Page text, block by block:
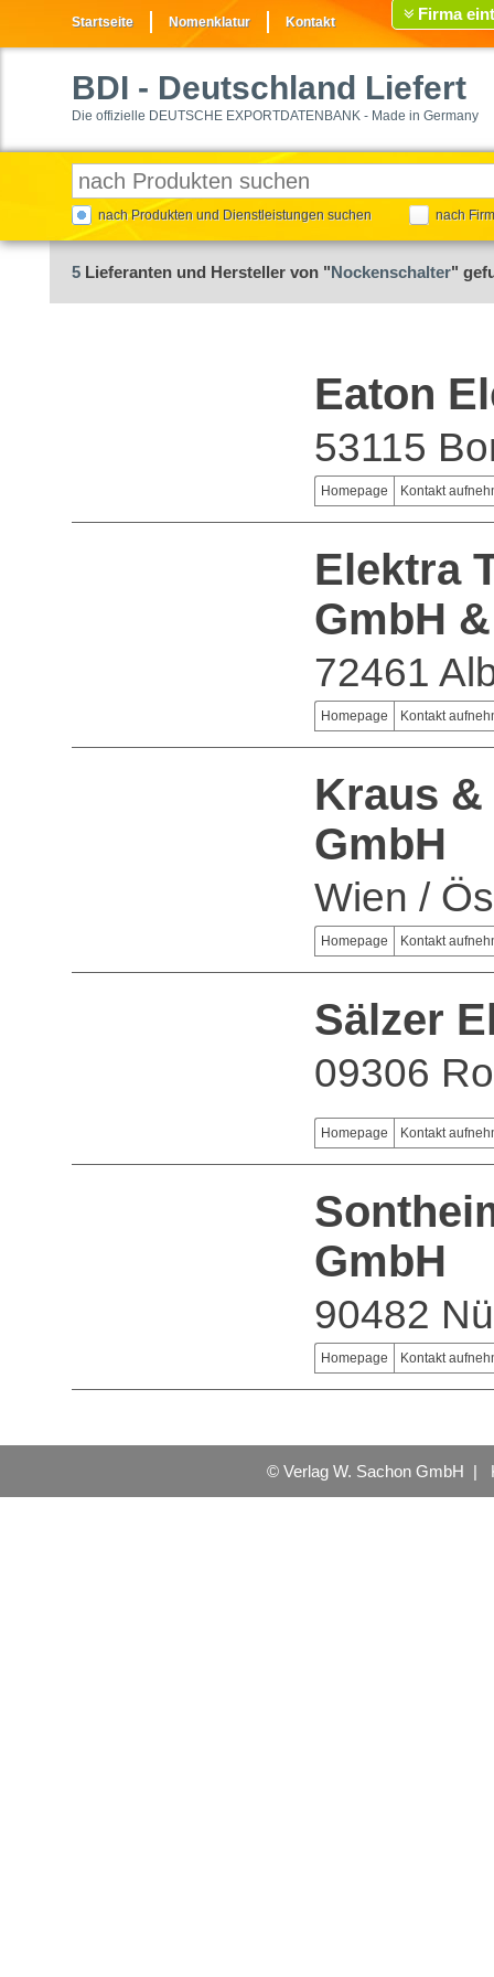
Startseite Nomenklatur Kontakt Firma
BDI - Deutschland Liefert
Die offizielle DEUTSCHE EXPORTDATENBANK - Made in Germany
nach Produkten und Dienstleistungen suchen nach
5 Lieferanten und Hersteller von "Nockenschalter"
Eaton
53115
Homepage Kontakt
Elektra
GmbH
72461
Homepage Kontakt
Kraus
GmbH
Wien /
Homepage Kontakt
Sälzer
09306
Homepage Kontakt
GmbH
90482
Homepage Kontakt
© Verlag W. Sachon GmbH |